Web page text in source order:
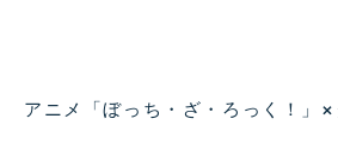
アニメ「ぼっち・ざ・ろっく！」